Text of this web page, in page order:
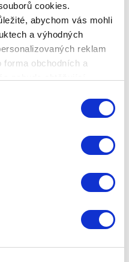
cookies.
abychom vás mohli
a výhodných
reklam
forma obchodních a
vám cena pro